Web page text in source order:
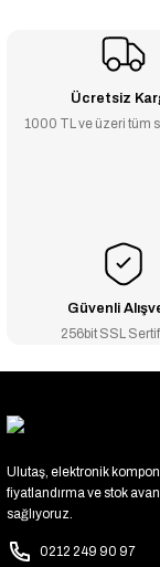
Ücretsiz
1000 TL ve üzeri tüm
Güvenli
256bit SSL
Ulutaş, elektronik
fiyatlandırma ve stok
sağlıyoruz.
0212 249 90 97